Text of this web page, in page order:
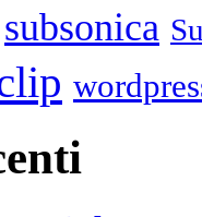
subsonica